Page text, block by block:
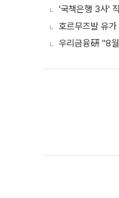
'국책은행 3사'
호르무즈발 유
우리금융硏 "8